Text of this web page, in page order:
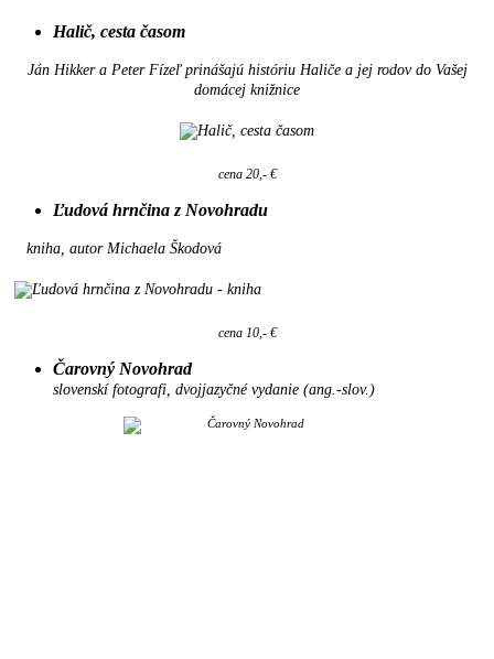
Halič, cesta časom
Ján Hikker a Peter Fízeľ prinášajú históriu Haliče a jej rodov do Vašej
domácej knižnice
cena 20,- €
Ľudová hrnčina z Novohradu
kniha, autor Michaela Škodová
cena 10,- €
Čarovný Novohrad
slovenskí fotografi, dvojjazyčné vydanie (ang.-slov.)